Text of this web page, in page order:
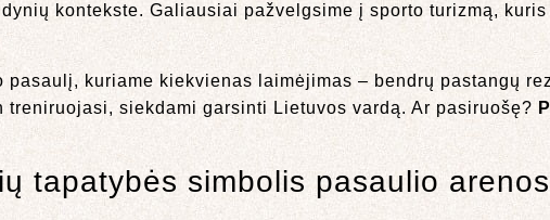
kontekste. Galiausiai pažvelgsime į sporto turizmą,
pasaulį, kuriame kiekvienas laimėjimas – bendrų pastangų
treniruojasi, siekdami garsinti Lietuvos vardą. Ar pasiruošę?
tapatybės simbolis pasaulio